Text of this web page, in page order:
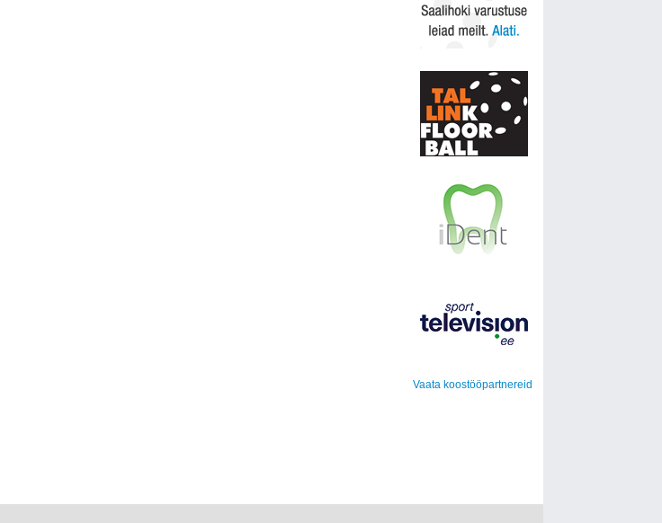
Vaata koostööpartnereid